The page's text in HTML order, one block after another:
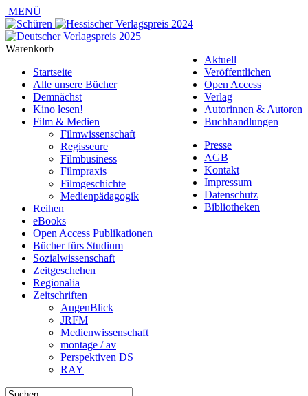
MENÜ
Aktuell
Veröffentlichen
Open Access
Verlag
Autorinnen & Autoren
Buchhandlungen
Presse
AGB
Kontakt
Impressum
Datenschutz
Bibliotheken
Warenkorb
Startseite
Alle unsere Bücher
Demnächst
Kino lesen!
Film & Medien
Filmwissenschaft
Regisseure
Filmbusiness
Filmpraxis
Filmgeschichte
Medienpädagogik
Reihen
eBooks
Open Access Publikationen
Bücher fürs Studium
Sozialwissenschaft
Zeitgeschehen
Regionalia
Zeitschriften
AugenBlick
JRFM
Medienwissenschaft
montage / av
Perspektiven DS
RAY